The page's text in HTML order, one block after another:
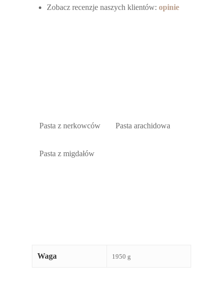
Zobacz recenzje naszych klientów:opinie
Pasta z nerkowców Pasta arachidowa
Pasta z migdałów
Waga 1950 g